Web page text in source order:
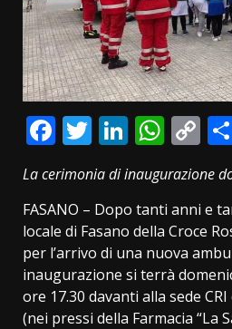
Facebook
Twitter
La cerimonia di inaugurazione
FASANO – Dopo tanti anni e
locale di Fasano della Croce
per l’arrivo di una nuova
inaugurazione si terrà
ore 17.30 davanti alla sede
(nei pressi della Farmacia “La